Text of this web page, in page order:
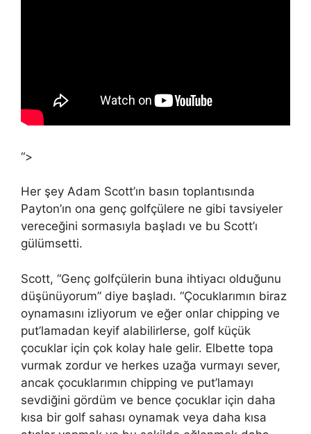
“>
Her şey Adam Scott’ın basın toplantısında
Payton’ın ona genç golfçülere ne gibi tavsiyeler
vereceğini sormasıyla başladı ve bu Scott’ı
gülümsetti.
Scott, “Genç golfçülerin buna ihtiyacı olduğunu
düşünüyorum” diye başladı. “Çocuklarımın biraz
oynamasını izliyorum ve eğer onlar chipping ve
put’lamadan keyif alabilirlerse, golf küçük
çocuklar için çok kolay hale gelir. Elbette topa
vurmak zordur ve herkes uzağa vurmayı sever,
ancak çocuklarımın chipping ve put’lamayı
sevdiğini gördüm ve bence çocuklar için daha
kısa bir golf sahası oynamak veya daha kısa